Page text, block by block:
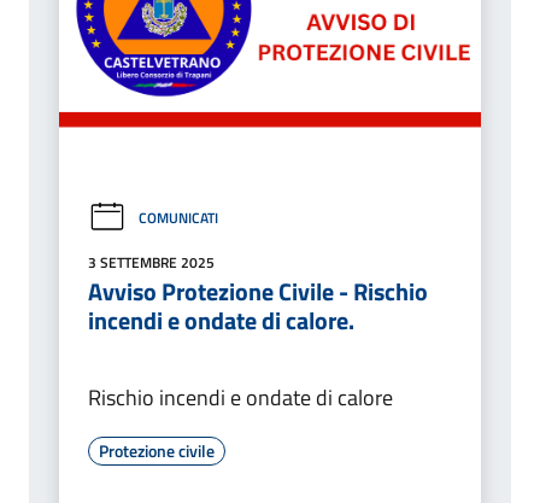
COMUNICATI
3 SETTEMBRE 2025
Avviso Protezione Civile - Rischio
incendi e ondate di calore.
Rischio incendi e ondate di calore
Protezione civile